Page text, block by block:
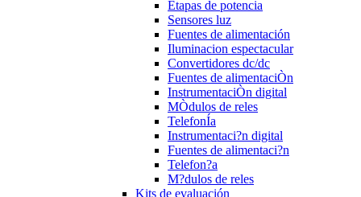
Etapas de potencia
Sensores luz
Fuentes de alimentación
Iluminacion espectacular
Convertidores dc/dc
Fuentes de alimentaciÒn
InstrumentaciÒn digital
MÒdulos de reles
TelefonÍa
Instrumentaci?n digital
Fuentes de alimentaci?n
Telefon?a
M?dulos de reles
Kits de evaluación